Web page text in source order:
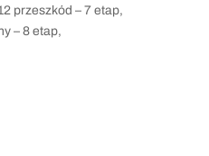
przeszkód – 7 etap,
– 8 etap,